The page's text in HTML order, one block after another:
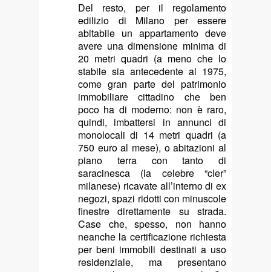
Del resto, per il regolamento
edilizio di Milano per essere
abitabile un appartamento deve
avere una dimensione minima di
20 metri quadri (a meno che lo
stabile sia antecedente al 1975,
come gran parte del patrimonio
immobiliare cittadino che ben
poco ha di moderno: non è raro,
quindi, imbattersi in annunci di
monolocali di 14 metri quadri (a
750 euro al mese), o abitazioni al
piano terra con tanto di
saracinesca (la celebre “cler”
milanese) ricavate all’interno di ex
negozi, spazi ridotti con minuscole
finestre direttamente su strada.
Case che, spesso, non hanno
neanche la certificazione richiesta
per beni immobili destinati a uso
residenziale, ma presentano